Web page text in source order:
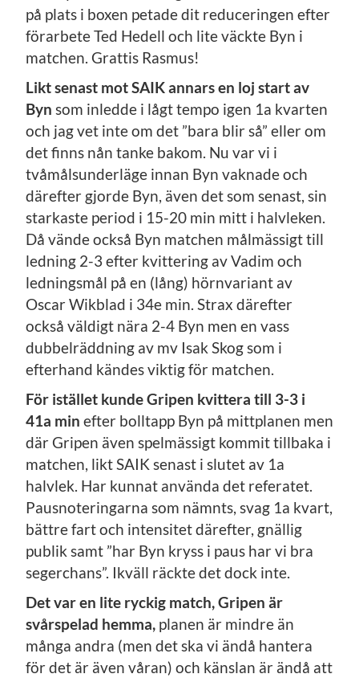
på plats i boxen petade dit reduceringen efter
förarbete Ted Hedell och lite väckte Byn i
matchen. Grattis Rasmus!
Likt senast mot SAIK annars en loj start av
Byn som inledde i lågt tempo igen 1a kvarten
och jag vet inte om det ”bara blir så” eller om
det finns nån tanke bakom. Nu var vi i
tvåmålsunderläge innan Byn vaknade och
därefter gjorde Byn, även det som senast, sin
starkaste period i 15-20 min mitt i halvleken.
Då vände också Byn matchen målmässigt till
ledning 2-3 efter kvittering av Vadim och
ledningsmål på en (lång) hörnvariant av
Oscar Wikblad i 34e min. Strax därefter
också väldigt nära 2-4 Byn men en vass
dubbelräddning av mv Isak Skog som i
efterhand kändes viktig för matchen.
För istället kunde Gripen kvittera till 3-3 i
41a min efter bolltapp Byn på mittplanen men
där Gripen även spelmässigt kommit tillbaka i
matchen, likt SAIK senast i slutet av 1a
halvlek. Har kunnat använda det referatet.
Pausnoteringarna som nämnts, svag 1a kvart,
bättre fart och intensitet därefter, gnällig
publik samt ”har Byn kryss i paus har vi bra
segerchans”. Ikväll räckte det dock inte.
Det var en lite ryckig match, Gripen är
svårspelad hemma, planen är mindre än
många andra (men det ska vi ändå hantera
för det är även våran) och känslan är ändå att